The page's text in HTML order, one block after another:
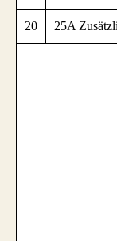
20 25A